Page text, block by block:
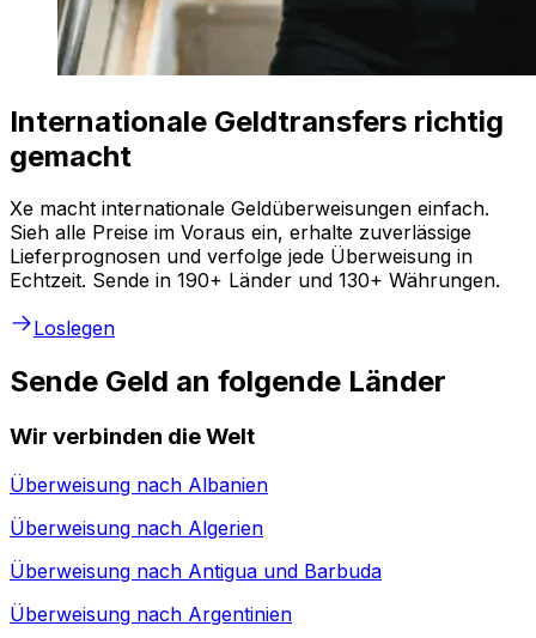
Internationale Geldtransfers richtig
gemacht
Xe macht internationale Geldüberweisungen einfach.
Sieh alle Preise im Voraus ein, erhalte zuverlässige
Lieferprognosen und verfolge jede Überweisung in
Echtzeit. Sende in 190+ Länder und 130+ Währungen.
Loslegen
Sende Geld an folgende Länder
Wir verbinden die Welt
Überweisung nach Albanien
Überweisung nach Algerien
Überweisung nach Antigua und Barbuda
Überweisung nach Argentinien